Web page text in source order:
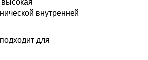
внутренней
для